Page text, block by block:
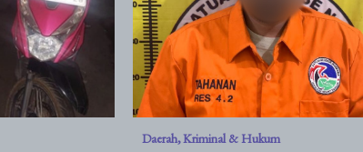
Daerah Kriminal & Hukum